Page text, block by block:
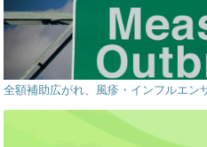
全額補助広がれ、風疹・インフルエン